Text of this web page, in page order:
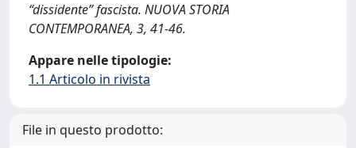
“dissidente” fascista. NUOVA STORIA
CONTEMPORANEA, 3, 41-46.
Appare nelle tipologie:
1.1 Articolo in rivista
File in questo prodotto: